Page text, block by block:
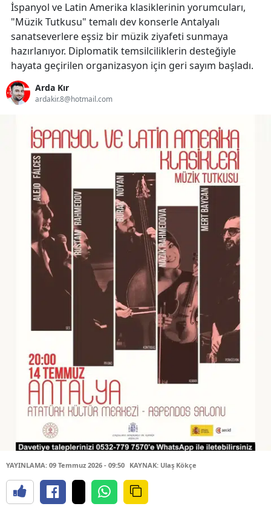
İspanyol ve Latin Amerika klasiklerinin yorumcuları,
"Müzik Tutkusu" temalı dev konserle Antalyalı
sanatseverlere eşsiz bir müzik ziyafeti sunmaya
hazırlanıyor. Diplomatik temsilciliklerin desteğiyle
hayata geçirilen organizasyon için geri sayım başladı.
Arda Kır
ardakir.8@hotmail.com
YAYINLAMA: 09 Temmuz 2026 - 09:50 KAYNAK: Ulaş Kökçe